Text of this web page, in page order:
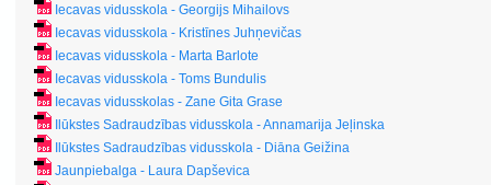
Iecavas vidusskola - Georgijs Mihailovs
Iecavas vidusskola - Kristīnes Juhņevičas
Iecavas vidusskola - Marta Barlote
Iecavas vidusskola​​ - Toms Bundulis
Iecavas vidusskolas - Zane Gita Grase
Ilūkstes Sadraudzības vidusskola - Annamarija Jeļinska
Ilūkstes Sadraudzības vidusskola - Diāna Geižina
Jaunpiebalga - Laura Dapševica